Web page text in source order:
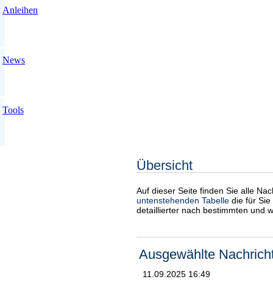
Anleihen
News
Tools
Übersicht
Auf dieser Seite finden Sie alle
untenstehenden Tabelle die für
detaillierter nach bestimmten und
Ausgewählte
11.09.2025 16:49